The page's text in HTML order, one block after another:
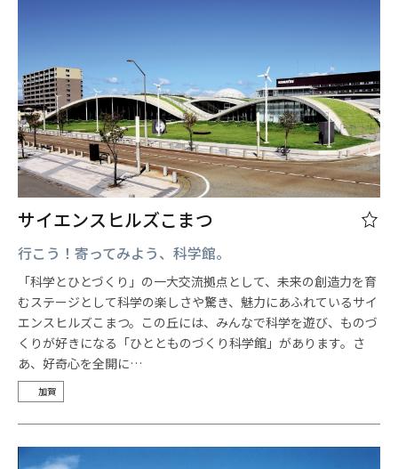
サイエンスヒルズこまつ
行こう！寄ってみよう、科学館。
「科学とひとづくり」の一大交流拠点として、未来の創造力を育
むステージとして科学の楽しさや驚き、魅力にあふれているサイ
エンスヒルズこまつ。この丘には、みんなで科学を遊び、ものづ
くりが好きになる「ひととものづくり科学館」があります。さ
あ、好奇心を全開に…
加賀